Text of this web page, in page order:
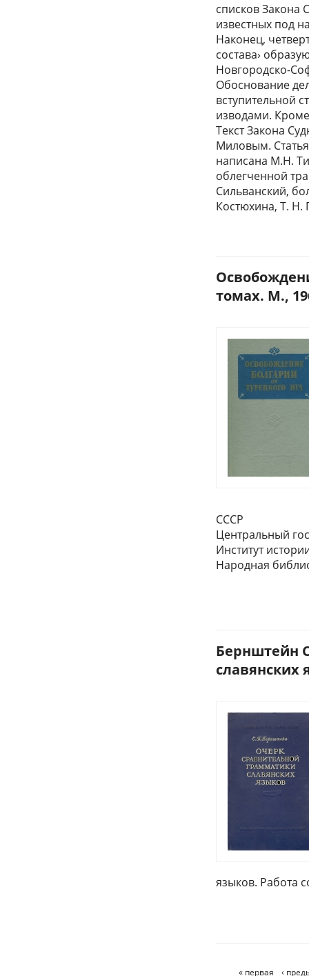
списков
известных под
Наконец,
состава›
Новгородско-
Обоснование
вступительной
изводами.
Текст Закона
Миловым.
написана М.Н.
облегченной
Сильванский,
Костюхина, Т. Н.
томах. М.,
СССР
Центральный
Институт
Народная
Бернштейн
славянских
языков. Работа
« первая ‹